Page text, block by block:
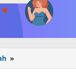
»
Bupati